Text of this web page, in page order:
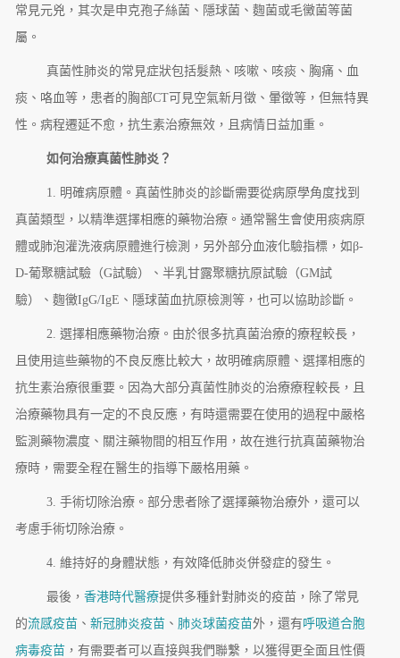
常見元兇，其次是申克孢子絲菌、隱球菌、麴菌或毛黴菌等菌
屬。
真菌性肺炎的常見症狀包括髮熱、咳嗽、咳痰、胸痛、血
痰、咯血等，患者的胸部CT可見空氣新月徵、暈徵等，但無特異
性。病程遷延不愈，抗生素治療無效，且病情日益加重。
如何治療真菌性肺炎？
1. 明確病原體。真菌性肺炎的診斷需要從病原學角度找到
真菌類型，以精準選擇相應的藥物治療。通常醫生會使用痰病原
體或肺泡灌洗液病原體進行檢測，另外部分血液化驗指標，如β-
D-葡聚糖試驗（G試驗）、半乳甘露聚糖抗原試驗（GM試
驗）、麴黴IgG/IgE、隱球菌血抗原檢測等，也可以協助診斷。
2. 選擇相應藥物治療。由於很多抗真菌治療的療程較長，
且使用這些藥物的不良反應比較大，故明確病原體、選擇相應的
抗生素治療很重要。因為大部分真菌性肺炎的治療療程較長，且
治療藥物具有一定的不良反應，有時還需要在使用的過程中嚴格
監測藥物濃度、關注藥物間的相互作用，故在進行抗真菌藥物治
療時，需要全程在醫生的指導下嚴格用藥。
3. 手術切除治療。部分患者除了選擇藥物治療外，還可以
考慮手術切除治療。
4. 維持好的身體狀態，有效降低肺炎併發症的發生。
最後， 香港時代醫療提供多種針對肺炎的疫苗，除了常見
的流感疫苗、 新冠肺炎疫苗、 肺炎球菌疫苗外，還有 呼吸道合胞
病毒疫苗，有需要者可以直接與我們聯繫，以獲得更全面且性價